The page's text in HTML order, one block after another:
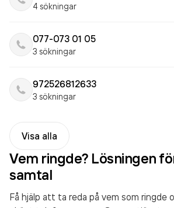
4 sökningar
077-073 01 05
3 sökningar
972526812633
3 sökningar
Visa alla
Vem ringde? Lösningen
samtal
Få hjälp att ta reda på vem som